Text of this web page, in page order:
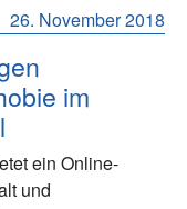
26. November 2018
im
ein Online-
und